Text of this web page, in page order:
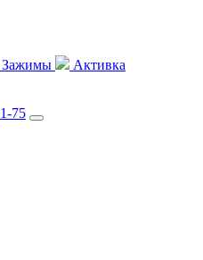
Зажимы
Активка
75